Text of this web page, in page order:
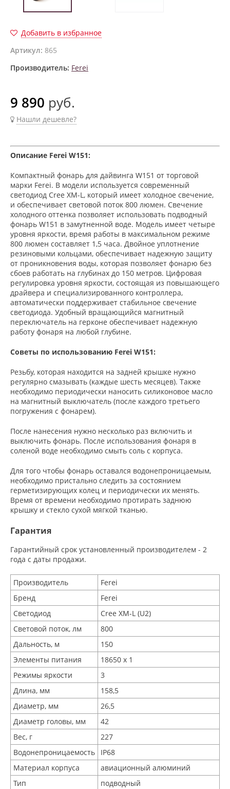
Добавить в избранное
Артикул: 865
Производитель: Ferei
9 890 руб.
Нашли дешевле?
Описание Ferei W151:
Компактный фонарь для дайвинга W151 от торговой
марки Ferei. В модели используется современный
светодиод Cree XM-L, который имеет холодное свечение,
и обеспечивает световой поток 800 люмен. Свечение
холодного оттенка позволяет использовать подводный
фонарь W151 в замутненной воде. Модель имеет четыре
уровня яркости, время работы в максимальном режиме
800 люмен составляет 1,5 часа. Двойное уплотнение
резиновыми кольцами, обеспечивает надежную защиту
от проникновения воды, которая позволяет фонарю без
сбоев работать на глубинах до 150 метров. Цифровая
регулировка уровня яркости, состоящая из повышающего
драйвера и специализированного контроллера,
автоматически поддерживает стабильное свечение
светодиода. Удобный вращающийся магнитный
переключатель на герконе обеспечивает надежную
работу фонаря на любой глубине.
Советы по использованию Ferei W151:
Резьбу, которая находится на задней крышке нужно
регулярно смазывать (каждые шесть месяцев). Также
необходимо периодически наносить силиконовое масло
на магнитный выключатель (после каждого третьего
погружения с фонарем).
После нанесения нужно несколько раз включить и
выключить фонарь. После использования фонаря в
соленой воде необходимо смыть соль с корпуса.
Для того чтобы фонарь оставался водонепроницаемым,
необходимо пристально следить за состоянием
герметизирующих колец и периодически их менять.
Время от времени необходимо протирать заднюю
крышку и стекло сухой мягкой тканью.
Гарантия
Гарантийный срок установленный производителем - 2
года с даты продажи.
Производитель
Ferei
Бренд
Ferei
Светодиод
Cree XM-L (U2)
Световой поток, лм
800
Дальность, м
150
Элементы питания
18650 x 1
Режимы яркости
3
Длина, мм
158,5
Диаметр, мм
26,5
Диаметр головы, мм
42
Вес, г
227
Водонепроницаемость
IP68
Материал корпуса
авиационный алюминий
Тип
подводный